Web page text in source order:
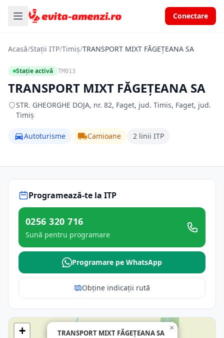
Conectare
Acasă/Stații ITP/Timiș/TRANSPORT MIXT FĂGEŢEANA SA
Stație activă TM013
TRANSPORT MIXT FĂGEŢEANA SA
STR. GHEORGHE DOJA, nr. 82, Faget, jud. Timis, Faget, jud.
Timiș
Autoturisme Camioane 2 linii ITP
Programează-te la ITP
0256 320 716
Sună pentru programare
Programare pe WhatsApp
Obține indicații rută
TRANSPORT MIXT FĂGEŢEANA SA
×
+